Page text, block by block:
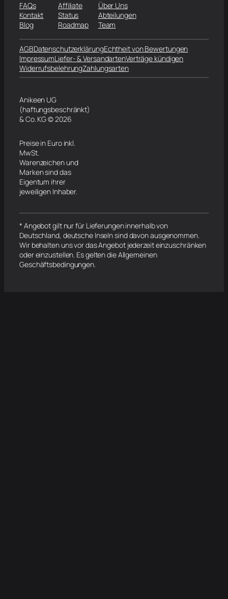
FAQs
Kontakt
Blog
Affiliate
Status
Roadmap
Über Uns
Abteilungen
Team
AGBDatenschutzerklärungEchtheit von Bewertungen
ImpressumLiefer- & VersandartenVerträge kündigen
WiderrufsbelehrungZahlungsarten
Anikeen UG
(haftungsbeschränkt)
& Co. KG © 2026
Preise in Euro inkl.
MwSt.
Warenzeichen und
Marken sind das
Eigentum ihrer
jeweiligen Inhaber.
* Angebot gilt nur für Lieferungen innerhalb von
Deutschland, deutsche Inseln sind davon ausgenommen.
Wir behalten uns vor das Angebot jederzeit einzuschränken
oder einzustellen. Es gelten die Allgemeinen
Geschäftsbedingungen.